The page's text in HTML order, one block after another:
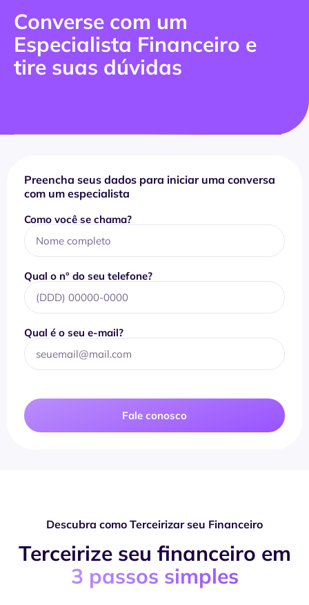
Converse com um
Especialista Financeiro e
tire suas dúvidas
Preencha seus dados para iniciar uma conversa
com um especialista
Como você se chama?
Qual o n° do seu telefone?
Qual é o seu e-mail?
Fale conosco
Descubra como Terceirizar seu Financeiro
Terceirize seu financeiro em
3 passos simples